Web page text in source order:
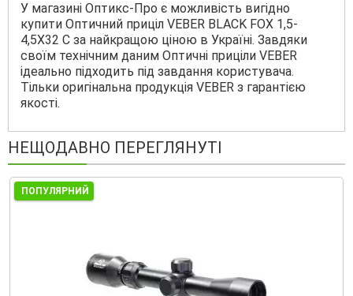
У магазині Оптикс-Про є можливість вигідно
купити Оптичний приціл VEBER BLACK FOX 1,5-
4,5Х32 C за найкращою ціною в Україні. Завдяки
своїм технічним даним Оптичні приціли VEBER
ідеально підходить під завдання користувача.
Тільки оригінальна продукція VEBER з гарантією
якості.
НЕЩОДАВНО ПЕРЕГЛЯНУТІ
ПОПУЛЯРНИЙ